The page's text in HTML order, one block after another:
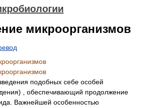
микроорганизмов
подобных себе особей
, обеспечивающий продолжение
Важнейшей особенностью